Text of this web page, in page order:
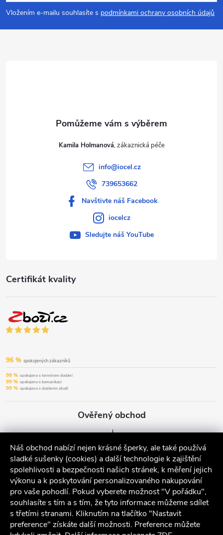
Náš obchod nabízí nejen krásné šperky, ale také používá
sladké sušenky (cookies) a další technologie k zajištění
spolehlivosti a bezpečnosti našich stránek, k měření jejich
výkonu a k poskytování personalizovaného nakupování
pro vaše pohodlí. Pokud vyberete možnost "V pořádku",
souhlasíte s tím a s tím, že tyto informace můžeme sdílet
s třetími stranami. Kliknutím na tlačítko "Nastavit
preference" získáte další možnosti. Preference můžete
pVložením e-mailu souhlasíte s podmínkami ochrany osobních údajů
Certifikát kvality
96 % spokojených zákazníků
98 % spokojeno s termínem dodání
99 % spokojeno s komunikací
99 % spokojeno s dodáním zboží
Ověřený obchod
Kamila Holmanová
info@iocel.cz
739653662
Navštivte náš Facebook
iocelcz
Sledujte náš YouTube